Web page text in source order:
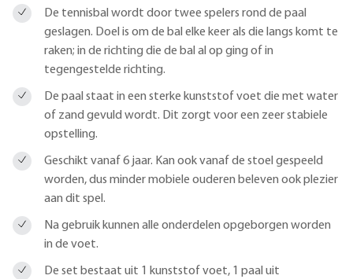
De tennisbal wordt door twee spelers rond de paal
geslagen. Doel is om de bal elke keer als die langs komt te
raken; in de richting die de bal al op ging of in
tegengestelde richting.
De paal staat in een sterke kunststof voet die met water
of zand gevuld wordt. Dit zorgt voor een zeer stabiele
opstelling.
Geschikt vanaf 6 jaar. Kan ook vanaf de stoel gespeeld
worden, dus minder mobiele ouderen beleven ook plezier
aan dit spel.
Na gebruik kunnen alle onderdelen opgeborgen worden
in de voet.
De set bestaat uit 1 kunststof voet, 1 paal uit